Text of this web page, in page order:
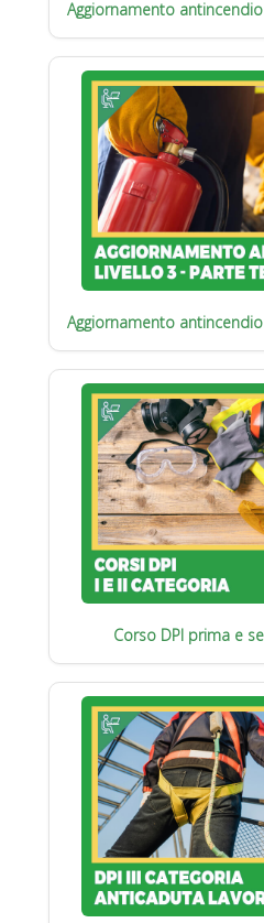
Aggiornamento
Aggiornamento
Corso DPI prima e